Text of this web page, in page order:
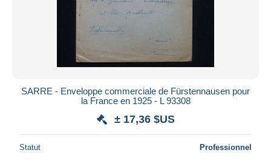
SARRE - Enveloppe commerciale de Fürstennausen pour
la France en 1925 - L 93308
± 17,36 $US
Statut Professionnel